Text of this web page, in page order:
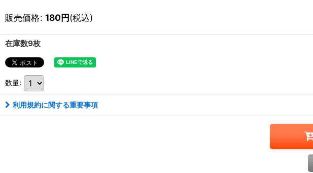
販売価格: 180円(税込)
在庫数9枚
数量:
利用規約に関する重要事項